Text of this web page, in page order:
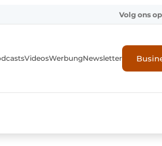
Volg ons op
VideosWerbungNewsletter